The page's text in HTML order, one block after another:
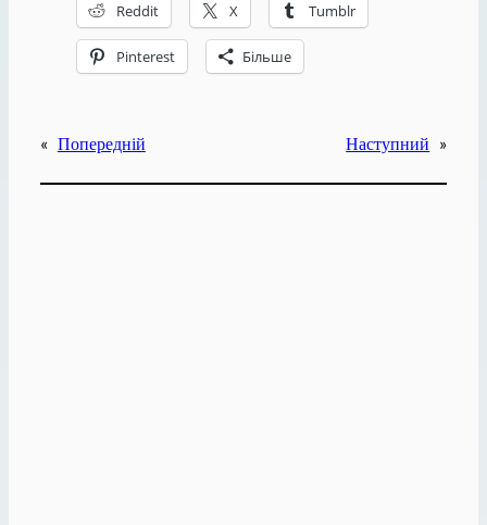
Reddit X Tumblr
Pinterest Більше
« Попередній Наступний »